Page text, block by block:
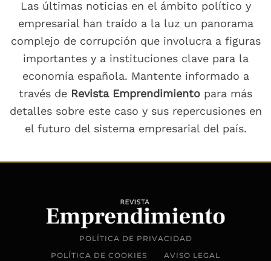
Las últimas noticias en el ámbito político y
empresarial han traído a la luz un panorama
complejo de corrupción que involucra a figuras
importantes y a instituciones clave para la
economía española. Mantente informado a
través de Revista Emprendimiento para más
detalles sobre este caso y sus repercusiones en
el futuro del sistema empresarial del país.
POLÍTICA DE PRIVACIDAD
POLÍTICA DE COOKIES
AVISO LEGAL